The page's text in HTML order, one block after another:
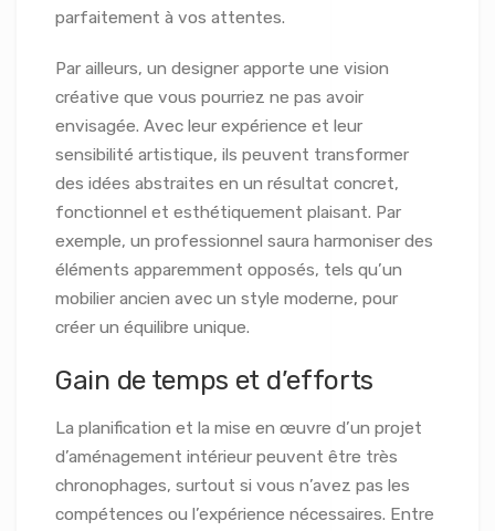
parfaitement à vos attentes.
Par ailleurs, un designer apporte une vision
créative que vous pourriez ne pas avoir
envisagée. Avec leur expérience et leur
sensibilité artistique, ils peuvent transformer
des idées abstraites en un résultat concret,
fonctionnel et esthétiquement plaisant. Par
exemple, un professionnel saura harmoniser des
éléments apparemment opposés, tels qu’un
mobilier ancien avec un style moderne, pour
créer un équilibre unique.
Gain de temps et d’efforts
La planification et la mise en œuvre d’un projet
d’aménagement intérieur peuvent être très
chronophages, surtout si vous n’avez pas les
compétences ou l’expérience nécessaires. Entre